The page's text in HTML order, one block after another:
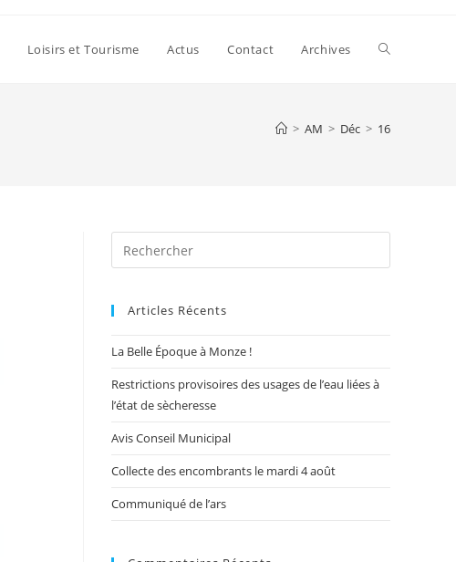
Loisirs et Tourisme Actus Contact Archives Toggle
> AM > Déc > 16
Escape
Articles Récents
La Belle Époque à Monze !
Restrictions provisoires des usages de l’eau liées à
l’état de sècheresse
Avis Conseil Municipal
Collecte des encombrants le mardi 4 août
Communiqué de l’ars